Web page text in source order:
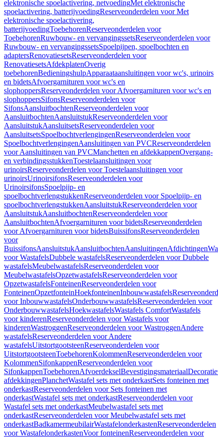
elektronische spoelactivering, netvoedingMet elektronische
spoelactivering, batterijvoedingReserveonderdelen voor Met
elektronische spoelactivering,
batterijvoedingToebehorenReserveonderdelen voor
ToebehorenRuwbouw- en vervangingssetsReserveonderdelen voor
Ruwbouw- en vervangingssetsSpoelpijpen, spoelbochten en
adaptersRenovatiesetsReserveonderdelen voor
RenovatiesetsAfdekplatenOverig
toebehorenBedieningshulpApparaataansluitingen voor wc's, urinoirs
en bidetsAfvoergarnituren voor wc's en
slophoppersReserveonderdelen voor Afvoergarnituren voor wc's en
slophoppersSifonsReserveonderdelen voor
SifonsAansluitbochtenReserveonderdelen voor
AansluitbochtenAansluitstukReserveonderdelen voor
AansluitstukAansluitsetsReserveonderdelen voor
AansluitsetsSpoelbochtverlengingenReserveonderdelen voor
SpoelbochtverlengingenAansluitingen van PVCReserveonderdelen
voor Aansluitingen van PVCManchetten en afdekkappenOvergang-
en verbindingsstukkenToestelaansluitingen voor
urinoirsReserveonderdelen voor Toestelaansluitingen voor
urinoirsUrinoirsifonsReserveonderdelen voor
UrinoirsifonsSpoelpijp- en
spoelbochtverlengstukkenReserveonderdelen voor Spoelpijp- en
spoelbochtverlengstukkenAansluitstukReserveonderdelen voor
AansluitstukAansluitbochtenReserveonderdelen voor
AansluitbochtenAfvoergarnituren voor bidetsReserveonderdelen
voor Afvoergarnituren voor bidetsBuissifonsReserveonderdelen
voor
BuissifonsAansluitstukAansluitbochtenAansluitingenAfdichtingen
voor WastafelsDubbele wastafelsReserveonderdelen voor Dubbele
wastafelsMeubelwastafelsReserveonderdelen voor
MeubelwastafelsOpzetwastafelsReserveonderdelen voor
OpzetwastafelsFonteinenReserveonderdelen voor
FonteinenOpzetfonteinHoekfonteinenInbouwwastafels
voor InbouwwastafelsOnderbouwwastafelsReserveonderdelen voor
OnderbouwwastafelsHoekwastafelsWastafels ComfortWastafels
voor kinderenReserveonderdelen voor Wastafels voor
kinderenWastroggenReserveonderdelen voor WastroggenAndere
wastafelsReserveonderdelen voor Andere
wastafelsUitstortgootsteenReserveonderdelen voor
UitstortgootsteenToebehorenKolommenReserveonderdelen voor
KolommenSifonkappenReserveonderdelen voor
SifonkappenToebehorenAfvoerdekselBevestigingsmateriaal
afdekkingenPlanchetWastafel sets met onderkastSets fonteinen met
onderkastReserveonderdelen voor Sets fonteinen met
onderkastWastafel sets met onderkastReserveonderdelen voor
Wastafel sets met onderkastMeubelwastafel sets met
onderkastReserveonderdelen voor Meubelwastafel sets met
onderkastBadkamermeubilairWastafelonderkastenReserveonderdelen
voor WastafelonderkastenVoor fonteinenReserveonderdelen voor